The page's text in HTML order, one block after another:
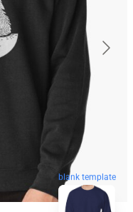
blank template